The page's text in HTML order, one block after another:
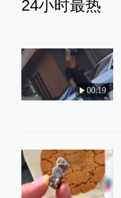
24小时最热
00:19